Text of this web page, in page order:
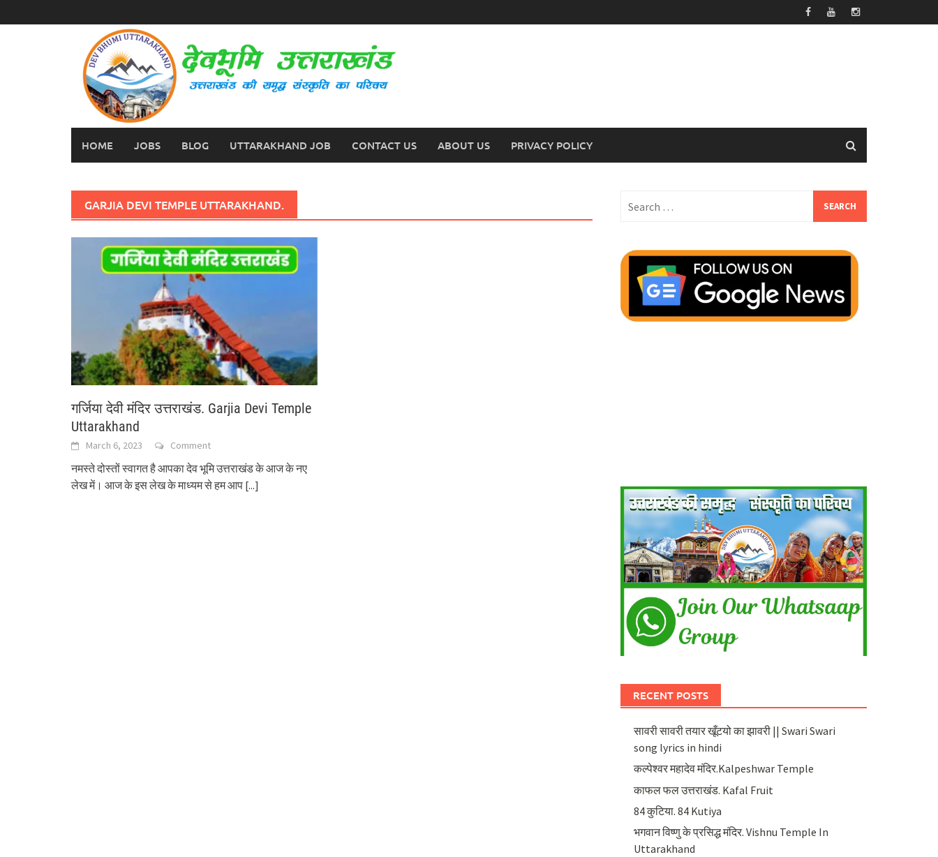
to
HOME JOBS BLOG UTTARAKHAND JOB CONTACT US ABOUT US PRIVACY POLICY
GARJIA DEVI TEMPLE UTTARAKHAND.
गर्जिया देवी मंदिर उत्तराखंड. Garjia Devi Temple
Uttarakhand
March 6, 2023 Comment
नमस्ते दोस्तों स्वागत है आपका देव भूमि उत्तराखंड के आज के नए
लेख में। आज के इस लेख के माध्यम से हम आप [...]
for:
RECENT POSTS
सावरी सावरी तयार खूँटयो का झावरी || Swari Swari
song lyrics in hindi
कल्पेश्वर महादेव मंदिर.Kalpeshwar Temple
काफल फल उत्तराखंड. Kafal Fruit
84 कुटिया. 84 Kutiya
भगवान विष्णु के प्रसिद्ध मंदिर. Vishnu Temple In
Uttarakhand